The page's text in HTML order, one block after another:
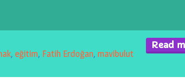
Read
, eğitim, Fatih Erdoğan, mavibulut